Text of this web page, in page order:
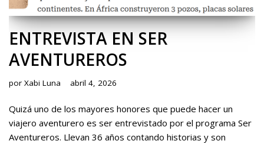
ENTREVISTA EN SER
AVENTUREROS
por Xabi Luna abril 4, 2026
Quizá uno de los mayores honores que puede hacer un
viajero aventurero es ser entrevistado por el programa Ser
Aventureros. Llevan 36 años contando historias y son